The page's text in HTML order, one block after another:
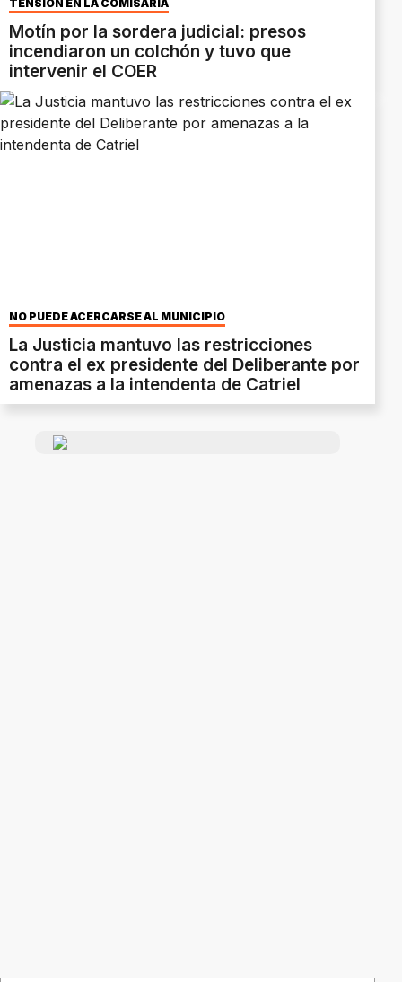
TENSIÓN EN LA COMISARÍA
Motín por la sordera judicial: presos
incendiaron un colchón y tuvo que
intervenir el COER
NO PUEDE ACERCARSE AL MUNICIPIO
La Justicia mantuvo las restricciones
contra el ex presidente del Deliberante por
amenazas a la intendenta de Catriel